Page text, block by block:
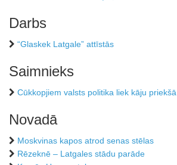
Darbs
“Glaskek Latgale” attīstās
Saimnieks
Cūkkopjiem valsts politika liek kāju priekšā
Novadā
Moskvinas kapos atrod senas stēlas
Rēzeknē – Latgales stādu parāde